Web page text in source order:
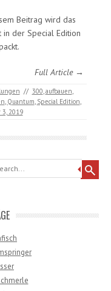
Beitrag wird das
in der Special Edition
Full Article →
// 300,aufbauen,
, Quantum, Special Edition,
3, 2019